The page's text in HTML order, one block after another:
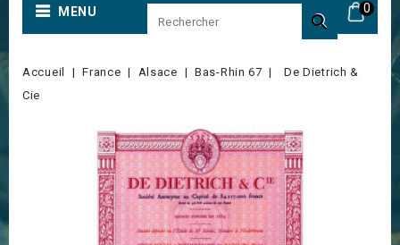
0
MENU 
Accueil France Alsace Bas-Rhin 67
De Dietrich &
Cie